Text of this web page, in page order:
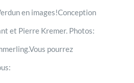
en images!Conception
et Pierre Kremer. Photos:
pourrez